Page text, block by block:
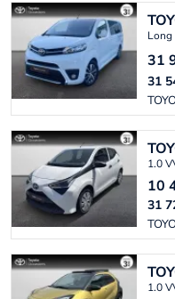
Long
31
31
1.0
10
31
1.0